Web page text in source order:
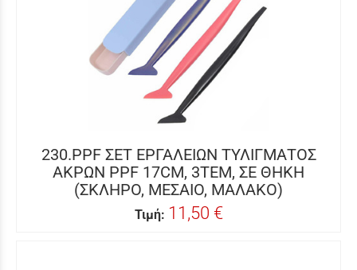
230.PPF ΣΕΤ ΕΡΓΑΛΕΙΩΝ ΤΥΛΙΓΜΑΤΟΣ
ΑΚΡΩΝ PPF 17CM, 3ΤΕΜ, ΣΕ ΘΗΚΗ
(ΣΚΛΗΡΟ, ΜΕΣΑΙΟ, ΜΑΛΑΚΟ)
Τιμή: 11,50 €